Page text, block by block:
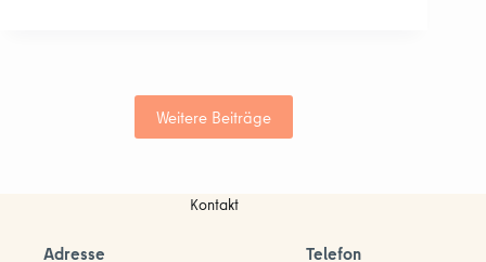
Weitere Beiträge
Kontakt
Adresse Telefon